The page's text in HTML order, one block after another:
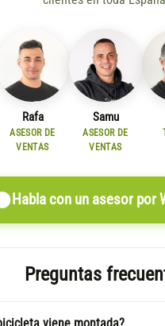
Rafa
ASESOR DE
VENTAS
Samu
ASESOR DE
VENTAS
Habla con un asesor por
Preguntas